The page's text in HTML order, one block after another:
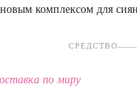
комплексом для
СРЕДСТВО
по миру